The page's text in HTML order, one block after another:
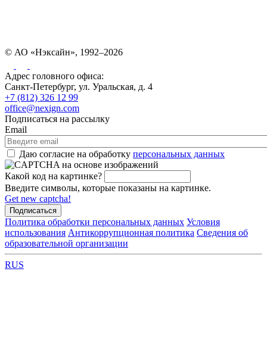
© АО «Нэксайн», 1992–2026
Адрес головного офиса:
Санкт-Петербург, ул. Уральская, д. 4
+7 (812) 326 12 99
office@nexign.com
Подписаться на рассылку
Email
Даю согласие на обработку персональных данных
Какой код на картинке?
Введите символы, которые показаны на картинке.
Get new captcha!
Политика обработки персональных данных Условия
использования Антикоррупционная политика Сведения об
образовательной организации
RUS